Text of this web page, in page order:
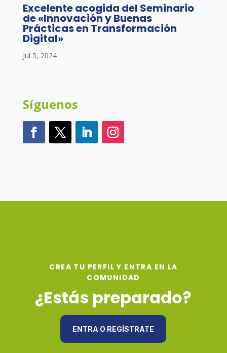
Excelente acogida del Seminario
de «Innovación y Buenas
Prácticas en Transformación
Digital»
Jul 5, 2024
Síguenos
CREA TU PERFIL Y ENTRA EN LA
COMUNIDAD
¿Estás preparado?
ENTRA O REGÍSTRATE